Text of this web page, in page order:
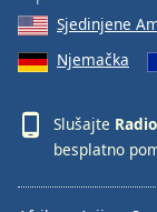
Sjedinjene
Njemačka
Slušajte
besplatno